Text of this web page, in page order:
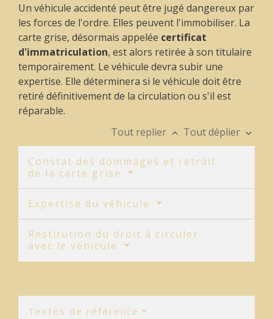
Un véhicule accidenté peut être jugé dangereux par
les forces de l'ordre. Elles peuvent l'immobiliser. La
carte grise, désormais appelée certificat
d'immatriculation, est alors retirée à son titulaire
temporairement. Le véhicule devra subir une
expertise. Elle déterminera si le véhicule doit être
retiré définitivement de la circulation ou s'il est
réparable.
Tout replier keyboard_arrow_up Tout déplier keyboard_arrow_down
Constat des dommages et retrait
de la carte grise
Expertise du véhicule
Restitution du droit à circuler
avec le véhicule
Textes de référence